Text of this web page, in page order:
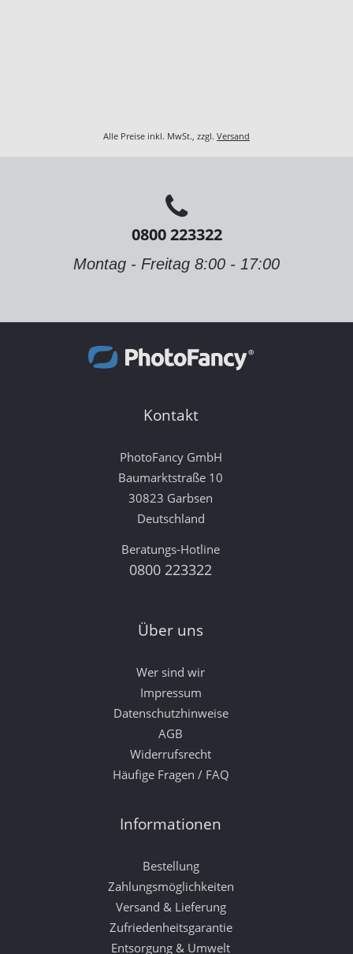
Alle Preise inkl. MwSt., zzgl. Versand
0800 223322
Montag - Freitag 8:00 - 17:00
Kontakt
PhotoFancy GmbH
Baumarktstraße 10
30823 Garbsen
Deutschland
Beratungs-Hotline
0800 223322
Über uns
Wer sind wir
Impressum
Datenschutzhinweise
AGB
Widerrufsrecht
Häufige Fragen / FAQ
Informationen
Bestellung
Zahlungsmöglichkeiten
Versand & Lieferung
Zufriedenheitsgarantie
Entsorgung & Umwelt